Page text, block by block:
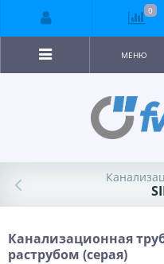
МЕНЮ
Канализационная
раструбом (серая)
0